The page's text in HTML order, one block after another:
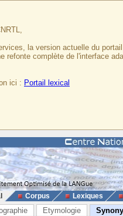
la version actuelle du
refonte complète de l'interface
ici : Portail lexical
Corpus Lexiques
Etymologie